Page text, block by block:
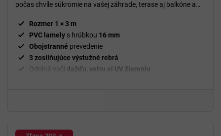
počas chvíle súkromie na vašej záhrade, terase aj balkóne a
Rozmer 1 × 3 m
PVC lamely s hrúbkou 16 mm
Obojstranné prevedenie
3 zosilňujúce výstužné rebrá
Odolná voči dažďu, vetru aj UV žiareniu